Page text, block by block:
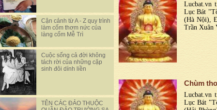
Cận cảnh từ A - Z quy trình
làm cốm thơm nức của
làng cốm Mễ Trì
Cuộc sống cả đời không
tách rời của những cặp
sinh đôi dính liền
TÊN CÁC ĐẢO THUỘC
Lucbat.vn
Lục Bát
(Hà Nội),
Trần Xuân
Chùm
Lucbat.vn
Lục Bát